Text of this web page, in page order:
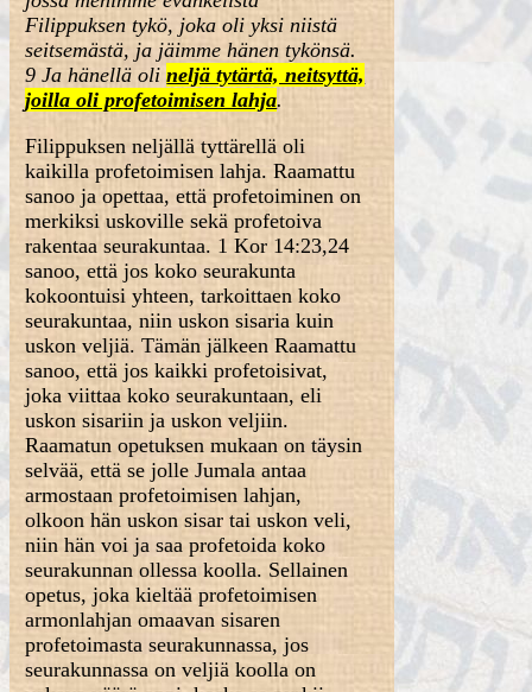
Filippuksen tykö, joka oli yksi niistä
seitsemästä, ja jäimme hänen tykönsä.
9Ja hänellä olineljä tytärtä, neitsyttä,
joilla oli profetoimisen lahja.
Filippuksen neljällä tyttärellä oli
kaikilla profetoimisen lahja. Raamattu
sanoo ja opettaa, että profetoiminen on
merkiksi uskoville sekä profetoiva
rakentaa seurakuntaa. 1 Kor 14:23,24
sanoo, että jos koko seurakunta
kokoontuisi yhteen, tarkoittaen koko
seurakuntaa, niin uskon sisaria kuin
uskon veljiä. Tämän jälkeen Raamattu
sanoo, että jos kaikki profetoisivat,
joka viittaa koko seurakuntaan, eli
uskon sisariin ja uskon veljiin.
Raamatun opetuksen mukaan on täysin
selvää, että se jolle Jumala antaa
armostaan profetoimisen lahjan,
olkoon hän uskon sisar tai uskon veli,
niin hän voi ja saa profetoida koko
seurakunnan ollessa koolla. Sellainen
opetus, joka kieltää profetoimisen
armonlahjan omaavan sisaren
profetoimasta seurakunnassa, jos
seurakunnassa on veljiä koolla on